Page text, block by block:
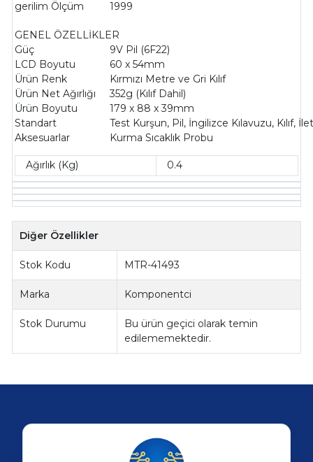
gerilim Ölçüm 1999
GENEL ÖZELLİKLER
Güç
9V Pil (6F22)
LCD Boyutu
60 x 54mm
Ürün Renk
Kırmızı Metre ve Gri Kılıf
Ürün Net Ağırlığı
352g (Kılıf Dahil)
Ürün Boyutu
179 x 88 x 39mm
Standart
Aksesuarlar
Test Kurşun, Pil, İngilizce Kılavuzu, Kılıf,
Kurma Sıcaklık Probu
Ağırlık (Kg) 0.4
Diğer Özellikler
Stok Kodu MTR-41493
Marka Komponentci
Stok Durumu
Bu ürün geçici olarak temin
edilememektedir.